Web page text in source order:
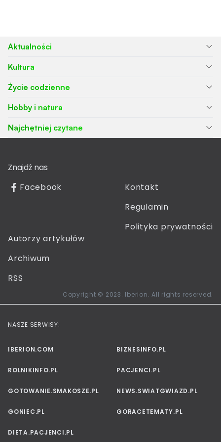
Aktualności
Kultura
Życie codzienne
Hobby i natura
Najchętniej czytane
Znajdź nas
Facebook
Kontakt
Regulamin
Polityka prywatności
Autorzy artykułów
Archiwum
RSS
Copyright © 2023. Iberion. All rights reserved.
NASZE SERWISY:
IBERION.COM BIZNESINFO.PL
ROLNIKINFO.PL PACJENCI.PL
GOTOWANIE.SMAKOSZE.PL NEWS.SWIATGWIAZD.PL
GONIEC.PL GORACETEMATY.PL
DIETA.PACJENCI.PL